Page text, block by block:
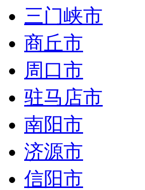
三门峡市
商丘市
周口市
驻马店市
南阳市
济源市
信阳市